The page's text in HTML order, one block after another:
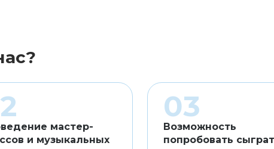
мастер-
и музыкальных
Возможность
попробовать